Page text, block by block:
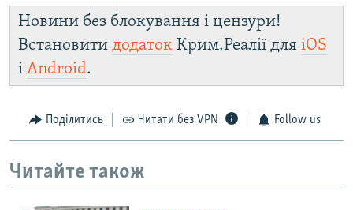
Новини без блокування і цензури!
Встановити додаток Крим.Реалії для iOS
і Android.
Поділитись Читати без VPN Follow us
Читайте також